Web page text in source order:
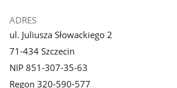
ADRES
ul. Juliusza Słowackiego 2
71-434 Szczecin
NIP 851-307-35-63
Regon 320-590-577